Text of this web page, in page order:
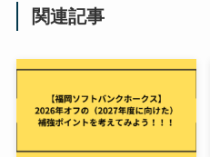
関連記事